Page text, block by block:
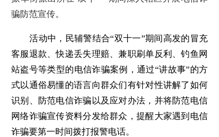
骗防范宣传。
活动中，民辅警结合“双十一”期间高发的冒充
客服退款、快递丢失理赔、兼职刷单反利、钓鱼网
站盗号等类型的电信诈骗案例，通过“讲故事”的方
式以通俗易懂的语言向群众们有针对性讲解了如何
识别、防范电信诈骗以及应对办法，并将防范电信
网络诈骗宣传资料分发给群众，提醒大家遇到电信
诈骗要第一时间拨打报警电话。